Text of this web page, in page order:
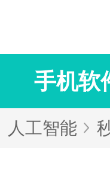
手机软
人工智能